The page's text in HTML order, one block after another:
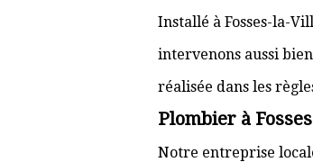
Installé à Fosses-la-
intervenons aussi
réalisée dans les
Plombier à
Notre entreprise